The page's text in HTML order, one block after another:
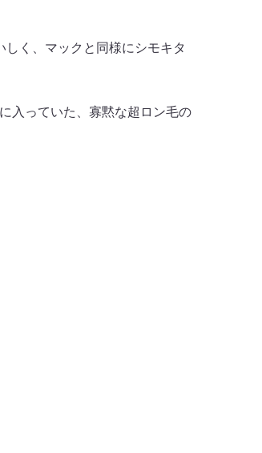
く、マックと同様にシモキタ
入っていた、寡黙な超ロン毛の